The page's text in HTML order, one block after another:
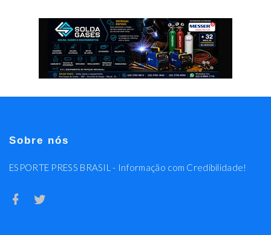
Sobre nós
ESPORTE PRESS BRASIL - Informação com Credibilidade!